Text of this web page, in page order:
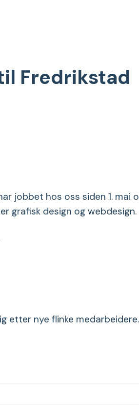
Fredrikstad
jobbet hos oss siden 1. mai
grafisk design og webdesign.
etter nye flinke